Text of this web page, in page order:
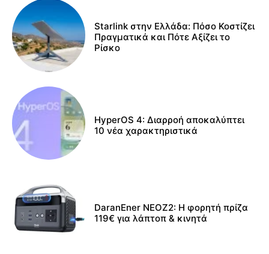
Starlink στην Ελλάδα: Πόσο Κοστίζει
Πραγματικά και Πότε Αξίζει το
Ρίσκο
HyperOS 4: Διαρροή αποκαλύπτει
10 νέα χαρακτηριστικά
DaranEner NEOZ2: Η φορητή πρίζα
119€ για λάπτοπ & κινητά